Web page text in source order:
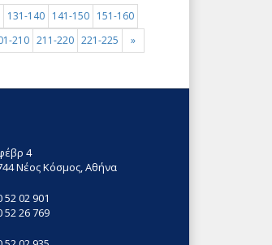
131-140 141-150
151-160
210 211-220 221-225 »
4
Νέος Κόσμος, Αθήνα
52 02 901
52 26 769